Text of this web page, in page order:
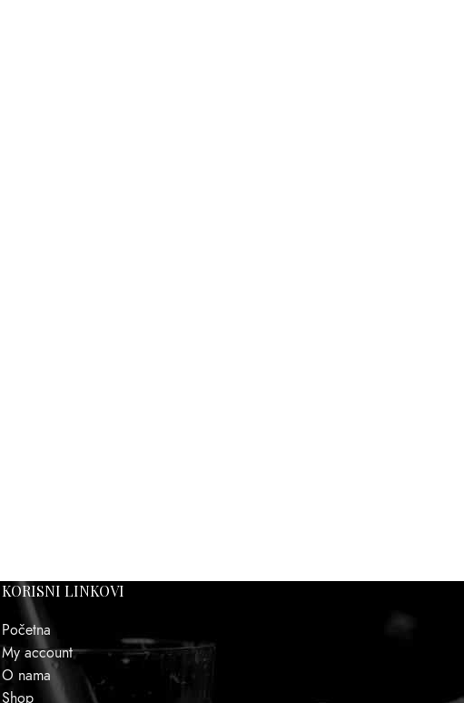
KORISNI LINKOVI
Početna
My account
O nama
Shop